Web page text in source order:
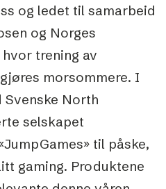
og ledet til samarbeid
og Norges
trening av
morsommere. I
North
selskapet
til påske,
gaming. Produktene